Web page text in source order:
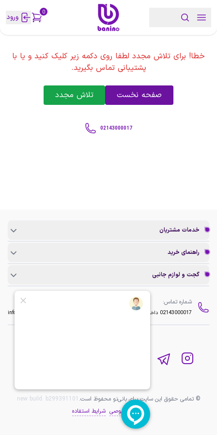
0 ورود
خطا! برای تلاش مجدد لطفا روی دکمه زیر کلیک کنید و یا با
پشتیبانی تماس بگیرید.
صفحه نخست تلاش مجدد
02143000017
خدمات مشتریان
راهنمای خرید
گجت و لوازم جانبی
شماره تماس:
02143000017 داخلی 2 info@baninopc.com
© تمامی حقوق این سایت برای بانی‌نو محفوظ است. new build: b299391101
حریم خصوصی شرایط استفاده